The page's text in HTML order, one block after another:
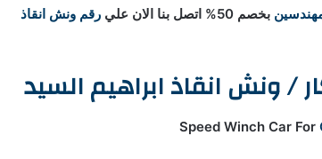
بخصم 50% اتصل بنا الان علي
رقم ونش انقاذ
/ ونش انقاذ ابراهيم السيد